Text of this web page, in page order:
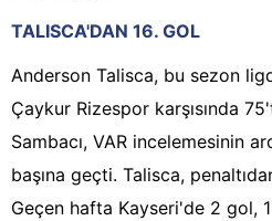
TALISCA'DAN 16. GOL
Anderson Talisca, bu sezon
Çaykur Rizespor karşısında
Sambacı, VAR incelemesinin
başına geçti. Talisca,
Geçen hafta Kayseri'de 2 gol,